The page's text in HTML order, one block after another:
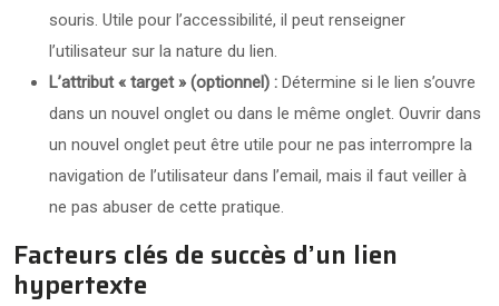
souris. Utile pour l’accessibilité, il peut renseigner
l’utilisateur sur la nature du lien.
L’attribut « target » (optionnel) : Détermine si le lien s’ouvre
dans un nouvel onglet ou dans le même onglet. Ouvrir dans
un nouvel onglet peut être utile pour ne pas interrompre la
navigation de l’utilisateur dans l’email, mais il faut veiller à
ne pas abuser de cette pratique.
Facteurs clés de succès d’un lien
hypertexte